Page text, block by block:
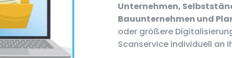
Unternehmen,
Bauunternehmen und
oder größere
Scanservice individuell an